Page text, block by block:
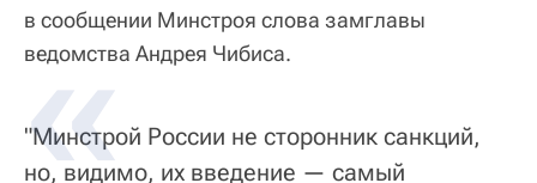
в сообщении Минстроя слова замглавы
ведомства Андрея Чибиса.
"Минстрой России не сторонник санкций,
но, видимо, их введение — самый